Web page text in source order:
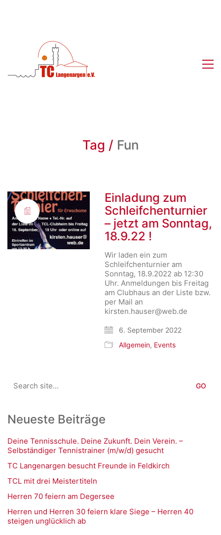
Tag / Fun
Einladung zum
Schleifchenturnier
– jetzt am Sonntag,
18.9.22 !
Wir laden ein zum
Schleifchenturnier am
Sonntag, 18.9.2022 ab 12:30
Uhr. Anmeldungen bis Freitag
am Clubhaus an der Liste bzw.
per Mail an
kirsten.hauser@web.de
6. September 2022
Allgemein, Events
for:
Neueste Beiträge
Deine Tennisschule. Deine Zukunft. Dein Verein. –
Selbständiger Tennistrainer (m/w/d) gesucht
TC Langenargen besucht Freunde in Feldkirch
TCL mit drei Meistertiteln
Herren 70 feiern am Degersee
Herren und Herren 30 feiern klare Siege – Herren 40
steigen unglücklich ab